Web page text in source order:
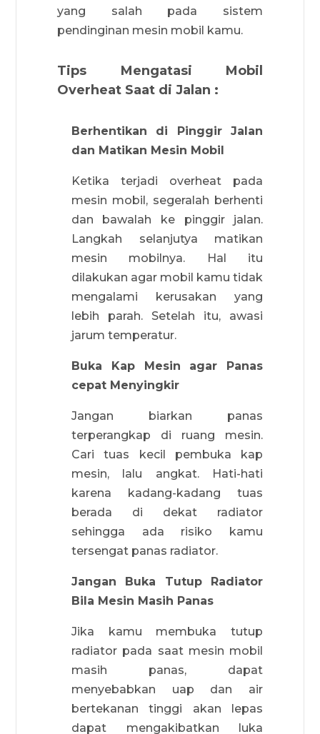
yang salah pada sistem
pendinginan mesin mobil kamu.
Tips Mengatasi Mobil
Overheat Saat di Jalan :
Berhentikan di Pinggir Jalan
dan Matikan Mesin Mobil
Ketika terjadi overheat pada
mesin mobil, segeralah berhenti
dan bawalah ke pinggir jalan.
Langkah selanjutya matikan
mesin mobilnya. Hal itu
dilakukan agar mobil kamu tidak
mengalami kerusakan yang
lebih parah. Setelah itu, awasi
jarum temperatur.
Buka Kap Mesin agar Panas
cepat Menyingkir
Jangan biarkan panas
terperangkap di ruang mesin.
Cari tuas kecil pembuka kap
mesin, lalu angkat. Hati-hati
karena kadang-kadang tuas
berada di dekat radiator
sehingga ada risiko kamu
tersengat panas radiator.
Jangan Buka Tutup Radiator
Bila Mesin Masih Panas
Jika kamu membuka tutup
radiator pada saat mesin mobil
masih panas, dapat
menyebabkan uap dan air
bertekanan tinggi akan lepas
dapat mengakibatkan luka